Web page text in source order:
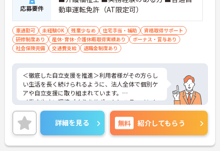
応募要件
動車運転免許（AT限定可）
車通勤可 未経験OK 残業少なめ 住宅手当・補助
資格取得サポート
研修制度あり
産休･育休･介護休暇取得実績あり
ボーナス・賞与あり
社会保険完備
交通費支給 退職金制度あり
＜徹底した自立支援を推進＞利用者様がその方らし
い生活を長く続けられるように、法人全体で個別ケ
アや自立支援に取り組まれています。
＜働きやすい環境づくりをサポート＞ハラスメント
相談窓口、キャリアコンサルタント相談窓口が設置
されているので、様々な相談にも対応できる体制が
整えられています。
＜自分を高められる環境＞入職時のマンツーマン指
導や社内研修、資格取得支援などもあるので、仕事
詳細を見る 無料 紹介してもらう